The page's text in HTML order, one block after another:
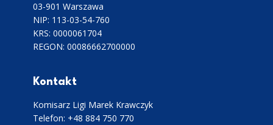
03-901 Warszawa
NIP: 113-03-54-760
KRS: 0000061704
REGON: 00086662700000
Kontakt
Komisarz Ligi Marek Krawczyk
Telefon: +48 884 750 770